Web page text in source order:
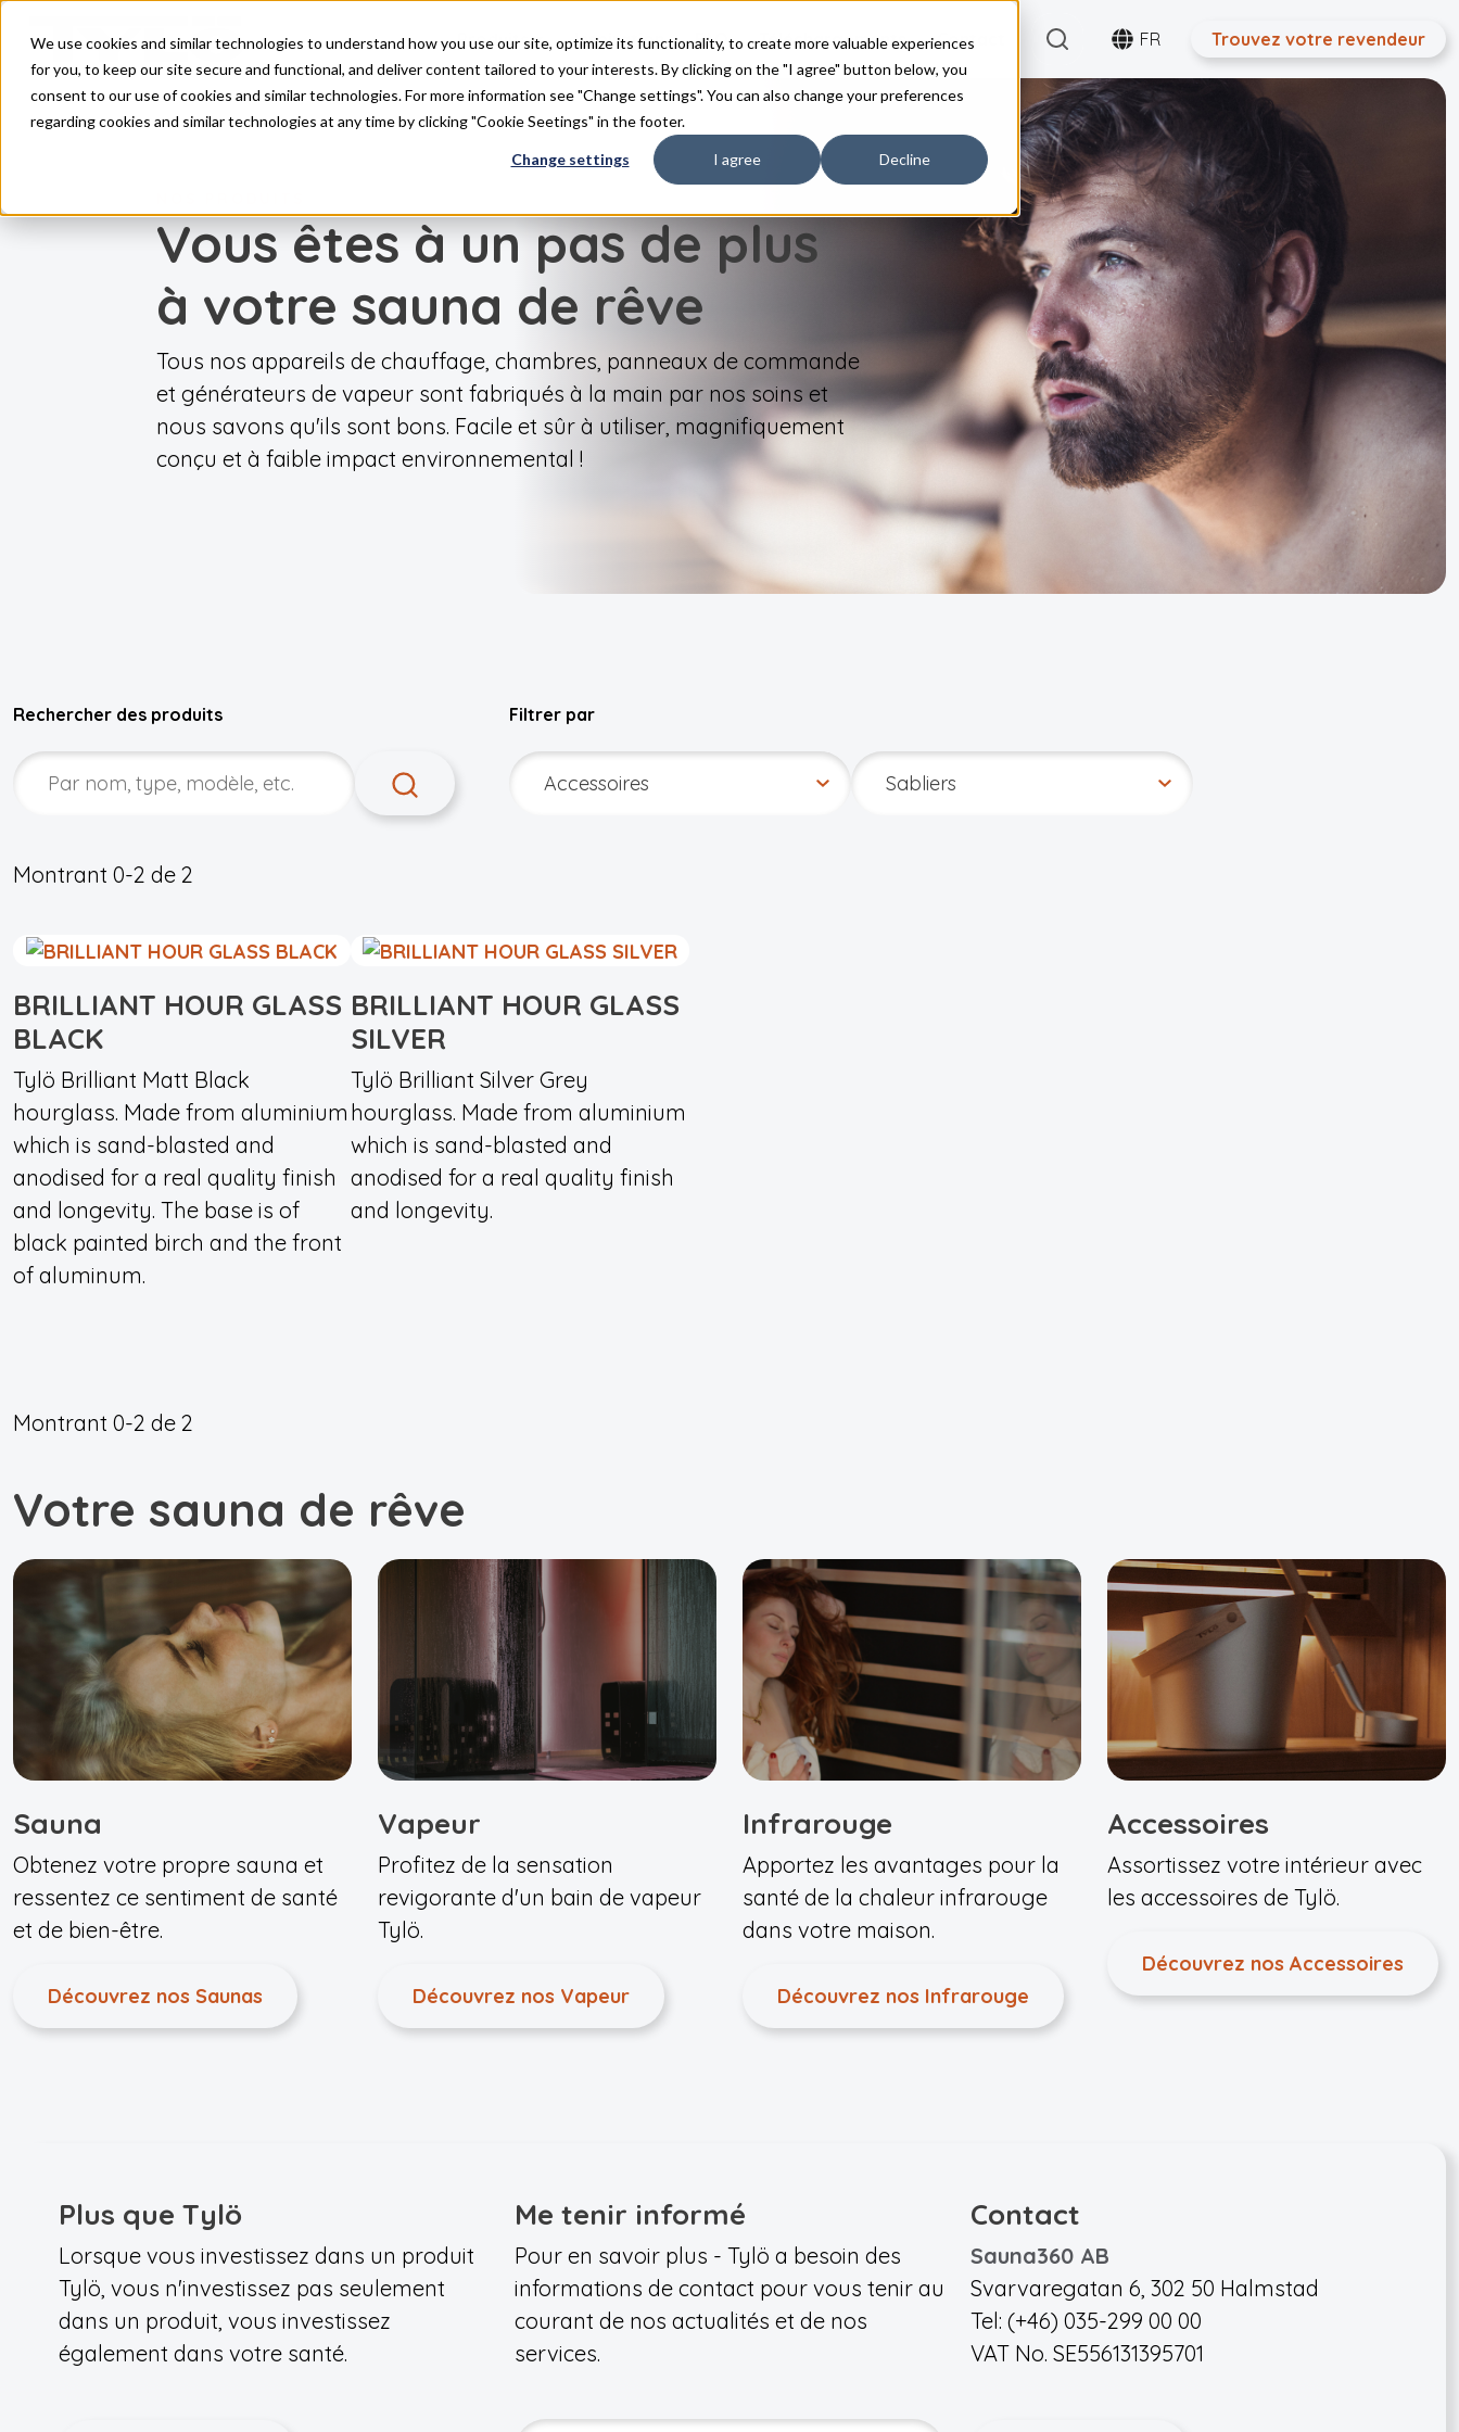
We use cookies and similar technologies to understand how you use our site, optimize its functionality, to create more valuable experiences
for you, to keep our site secure and functional, and deliver content tailored to your interests. By clicking on the "I agree" button below, you
consent to our use of cookies and similar technologies. For more information see "Change settings". You can also change your preferences
regarding cookies and similar technologies at any time by clicking "Cookie Seetings" in the footer.
Change settings I agree Decline
Skip to main content Produits Inspiration FAQ Téléchargements Contact SearchFR Trouvez votre revendeur
Vous êtes à un pas de plus
à votre sauna de rêve
Tous nos appareils de chauffage, chambres, panneaux de commande
et générateurs de vapeur sont fabriqués à la main par nos soins et
nous savons qu'ils sont bons. Facile et sûr à utiliser, magnifiquement
conçu et à faible impact environnemental !
Rechercher des produits Filtrer par
Montrant 0-2 de 2
BRILLIANT HOUR GLASS
BLACK
Tylö Brilliant Matt Black
hourglass. Made from aluminium
which is sand-blasted and
anodised for a real quality finish
and longevity. The base is of
black painted birch and the front
of aluminum.
BRILLIANT HOUR GLASS
SILVER
Tylö Brilliant Silver Grey
hourglass. Made from aluminium
which is sand-blasted and
anodised for a real quality finish
and longevity.
Montrant 0-2 de 2
Votre sauna de rêve
Sauna
Obtenez votre propre sauna et
ressentez ce sentiment de santé
et de bien-être.
Découvrez nos Saunas
Vapeur
Profitez de la sensation
revigorante d'un bain de vapeur
Tylö.
Découvrez nos Vapeur
Infrarouge
Apportez les avantages pour la
santé de la chaleur infrarouge
dans votre maison.
Découvrez nos Infrarouge
Accessoires
Assortissez votre intérieur avec
les accessoires de Tylö.
Découvrez nos Accessoires
Plus que Tylö
Lorsque vous investissez dans un produit
Tylö, vous n'investissez pas seulement
dans un produit, vous investissez
également dans votre santé.
Me tenir informé
Pour en savoir plus - Tylö a besoin des
informations de contact pour vous tenir au
courant de nos actualités et de nos
services.
Contact
Sauna360 AB
Svarvaregatan 6, 302 50 Halmstad
Tel: (+46) 035-299 00 00
VAT No. SE556131395701